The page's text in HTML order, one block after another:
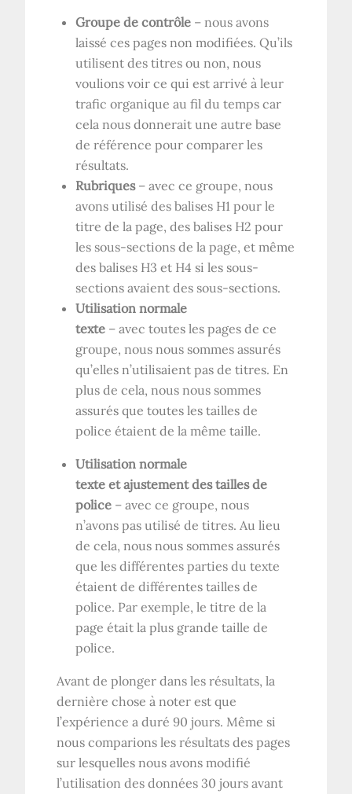
Groupe de contrôle – nous avons
laissé ces pages non modifiées. Qu’ils
utilisent des titres ou non, nous
voulions voir ce qui est arrivé à leur
trafic organique au fil du temps car
cela nous donnerait une autre base
de référence pour comparer les
résultats.
Rubriques– avec ce groupe, nous
avons utilisé des balises H1 pour le
titre de la page, des balises H2 pour
les sous-sections de la page, et même
des balises H3 et H4 si les sous-
sections avaient des sous-sections.
Utilisation normale
texte – avec toutes les pages de ce
groupe, nous nous sommes assurés
qu’elles n’utilisaient pas de titres. En
plus de cela, nous nous sommes
assurés que toutes les tailles de
police étaient de la même taille.
Utilisation normale
texte et ajustement des tailles de
police – avec ce groupe, nous
n’avons pas utilisé de titres. Au lieu
de cela, nous nous sommes assurés
que les différentes parties du texte
étaient de différentes tailles de
police. Par exemple, le titre de la
page était la plus grande taille de
police.
Avant de plonger dans les résultats, la
dernière chose à noter est que
l’expérience a duré 90 jours. Même si
nous comparions les résultats des pages
sur lesquelles nous avons modifié
l’utilisation des données 30 jours avant